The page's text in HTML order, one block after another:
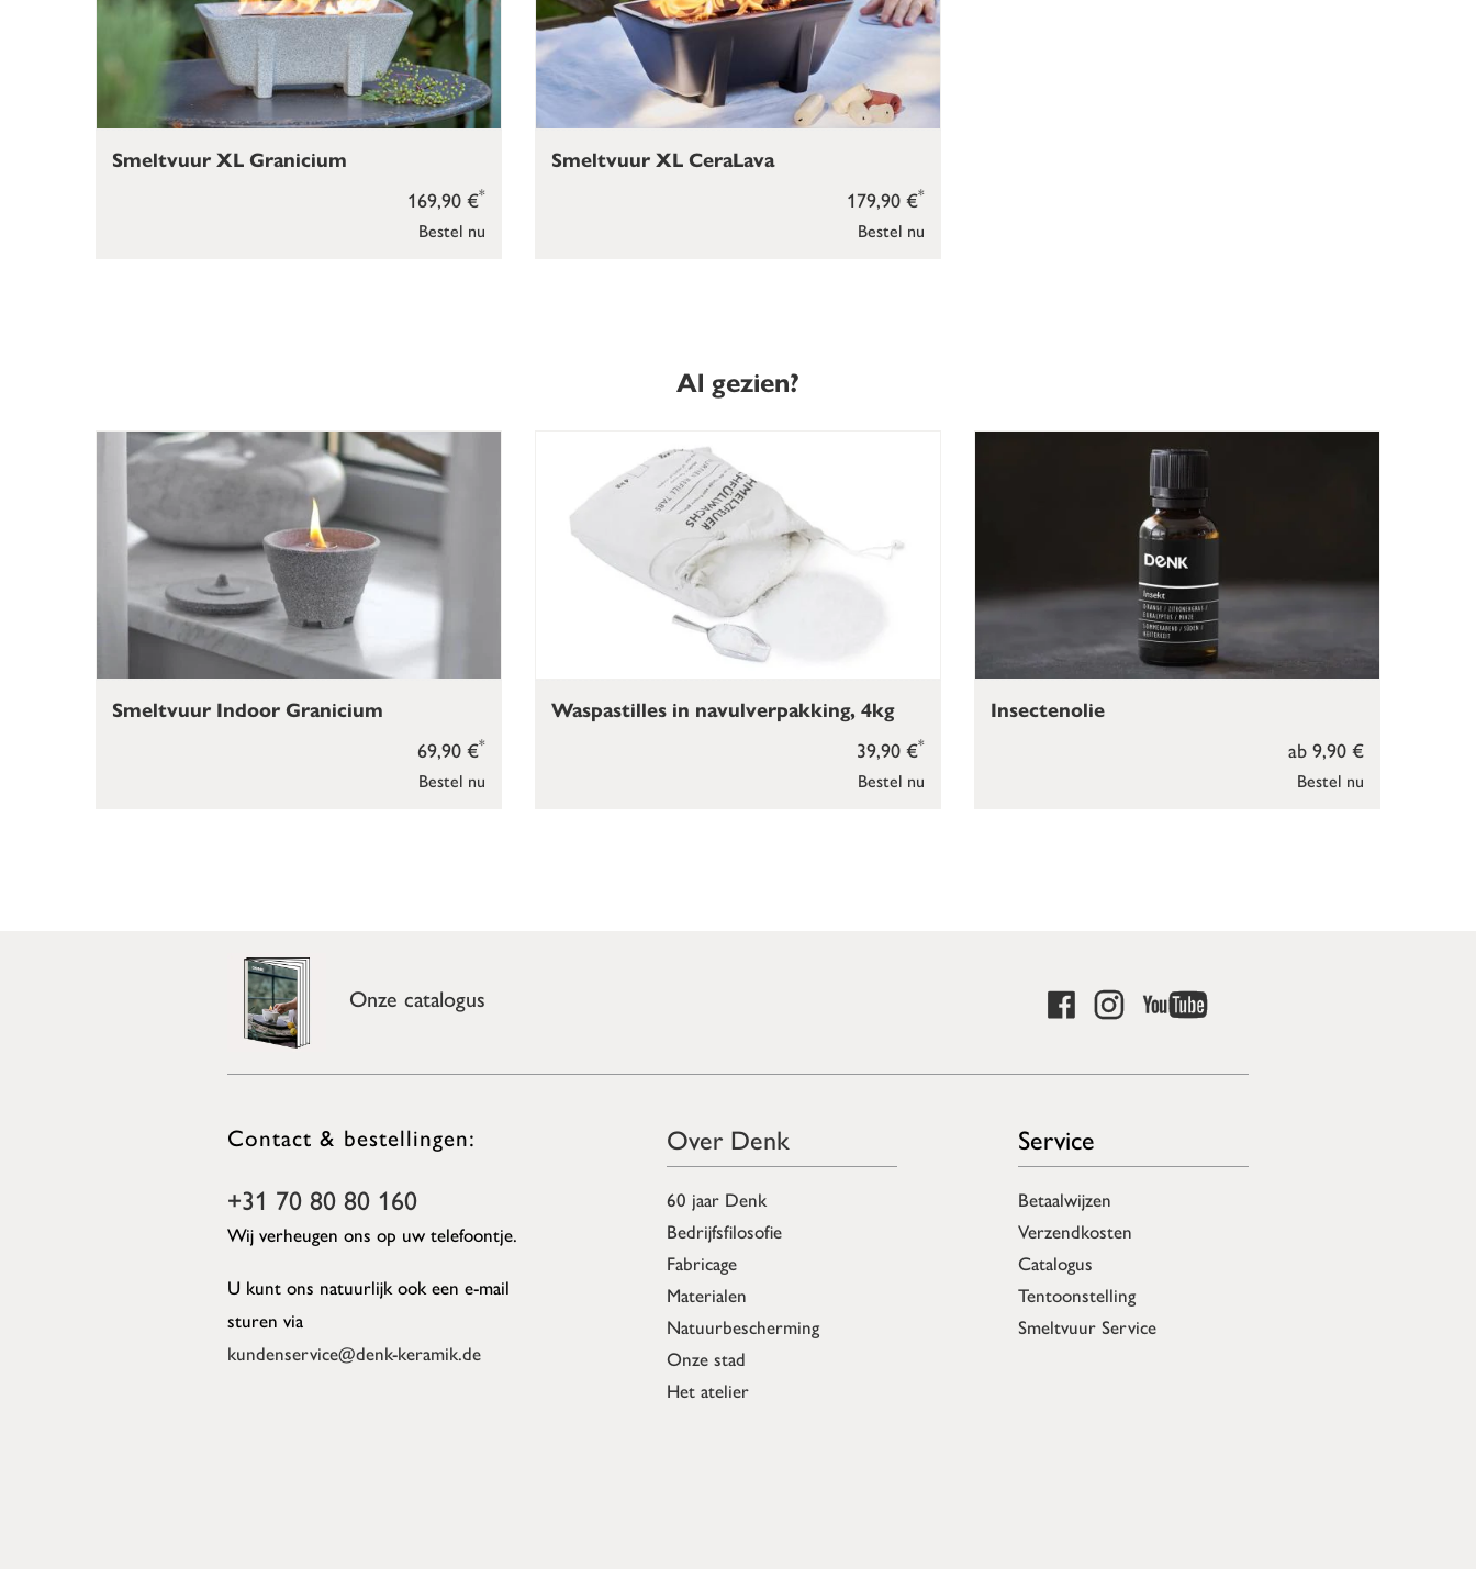
Bestel nu
169,90 €*
Smeltvuur XL Granicium
Bestel nu
179,90 €*
Smeltvuur XL CeraLava
Al gezien?
Bestel nu
69,90 €*
Smeltvuur Indoor Granicium
Bestel nu
39,90 €*
Waspastilles in navulverpakking, 4kg
Bestel nu
ab 9,90 €
Insectenolie
Onze catalogus
Contact & bestellingen:
+31 70 80 80 160
Wij verheugen ons op uw telefoontje.
U kunt ons natuurlijk ook een e-mail
sturen via
kundenservice@denk-keramik.de
Over Denk
60 jaar Denk
Bedrijfsfilosofie
Fabricage
Materialen
Natuurbescherming
Onze stad
Het atelier
Service
Betaalwijzen
Verzendkosten
Catalogus
Tentoonstelling
Smeltvuur Service